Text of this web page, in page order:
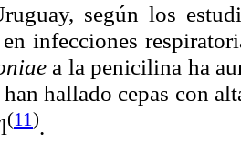
según los
infecciones
a la penicilina ha
hallado cepas con
(11).